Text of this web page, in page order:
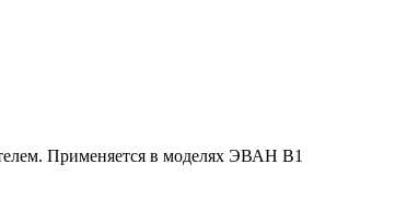
Применяется в моделях ЭВАН В1